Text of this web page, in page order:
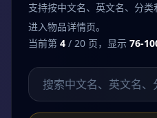
支持按中文名、英文名、分
进入物品详情页。
当前第 4 / 20 页，显示 76-
搜索物品